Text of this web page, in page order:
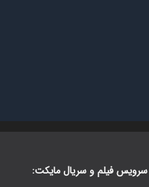
سرویس فیلم و سریال مایکت: